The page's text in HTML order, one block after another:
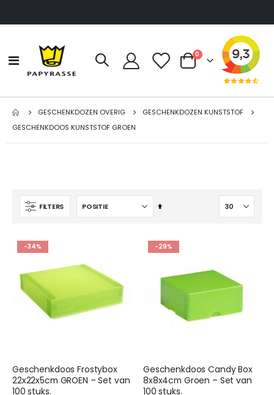
Toggle
Nav
Cart
0producten
GESCHENKDOZEN OVERIG
GESCHENKDOZEN KUNSTSTOF
GESCHENKDOOS KUNSTSTOF GROEN
FILTERS
Van
laag
-34%
Geschenkdoos Frostybox
22x22x5cm GROEN – Set van
100 stuks.
-29%
Geschenkdoos Candy Box
8x8x4cm Groen – Set van
100 stuks.